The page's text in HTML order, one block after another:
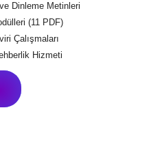
Dinleme Metinleri
(11 PDF)
Çalışmaları
Hizmeti